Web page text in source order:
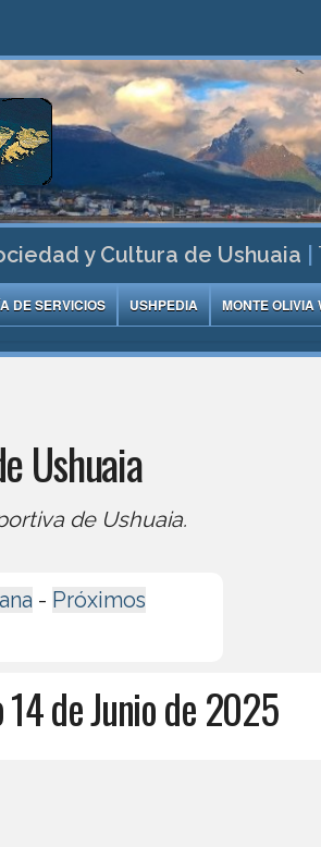
y Cultura de Ushuaia
DE SERVICIOS USHPEDIA MONTE OLIVIA
Ushuaia
de Ushuaia.
- Próximos
de Junio de 2025